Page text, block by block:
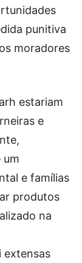
punitiva
moradores
estariam
e
um
e famílias
produtos
na
extensas